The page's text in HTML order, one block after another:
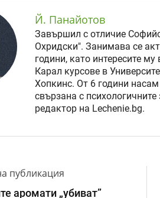
Й. Панайотов
Завършил с отличие
Охридски". Занимава се
години, като интересите
Карал курсове в
Хопкинс. От 6 години
свързана с
редактор на Lechenie.bg.
публикация
аромати „убиват”